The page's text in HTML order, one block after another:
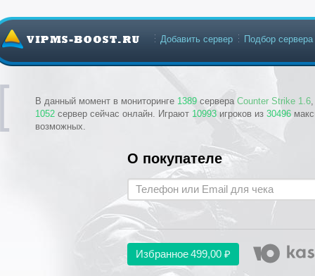
В данный момент в мониторинге 1389 сервера Counter Strike 1.6
1052 сервер сейчас онлайн. Играют 10993 игроков из 30496
возможных.
Добавить сервер Подбор сервера
О покупателе
Избранное499,00 ₽